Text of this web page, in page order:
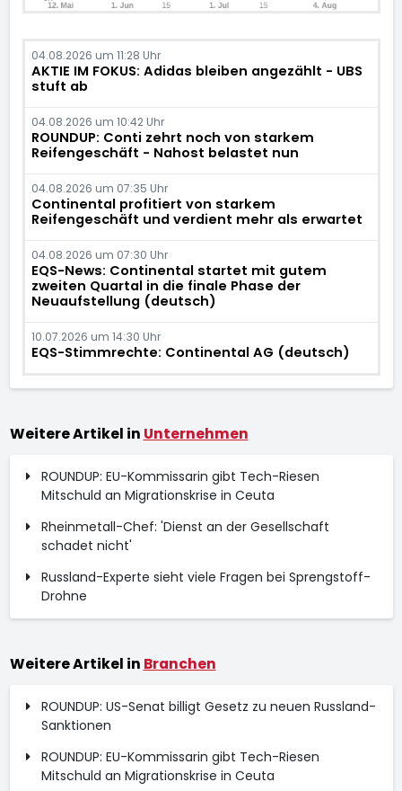
04.08.2026 um 11:28 Uhr
AKTIE IM FOKUS: Adidas bleiben angezählt - UBS
stuft ab
04.08.2026 um 10:42 Uhr
ROUNDUP: Conti zehrt noch von starkem
Reifengeschäft - Nahost belastet nun
04.08.2026 um 07:35 Uhr
Continental profitiert von starkem
Reifengeschäft und verdient mehr als erwartet
04.08.2026 um 07:30 Uhr
EQS-News: Continental startet mit gutem
zweiten Quartal in die finale Phase der
Neuaufstellung (deutsch)
10.07.2026 um 14:30 Uhr
EQS-Stimmrechte: Continental AG (deutsch)
Weitere Artikel in Unternehmen
ROUNDUP: EU-Kommissarin gibt Tech-Riesen
Mitschuld an Migrationskrise in Ceuta
Rheinmetall-Chef: 'Dienst an der Gesellschaft
schadet nicht'
Russland-Experte sieht viele Fragen bei Sprengstoff-
Drohne
Weitere Artikel in Branchen
ROUNDUP: US-Senat billigt Gesetz zu neuen Russland-
Sanktionen
ROUNDUP: EU-Kommissarin gibt Tech-Riesen
Mitschuld an Migrationskrise in Ceuta